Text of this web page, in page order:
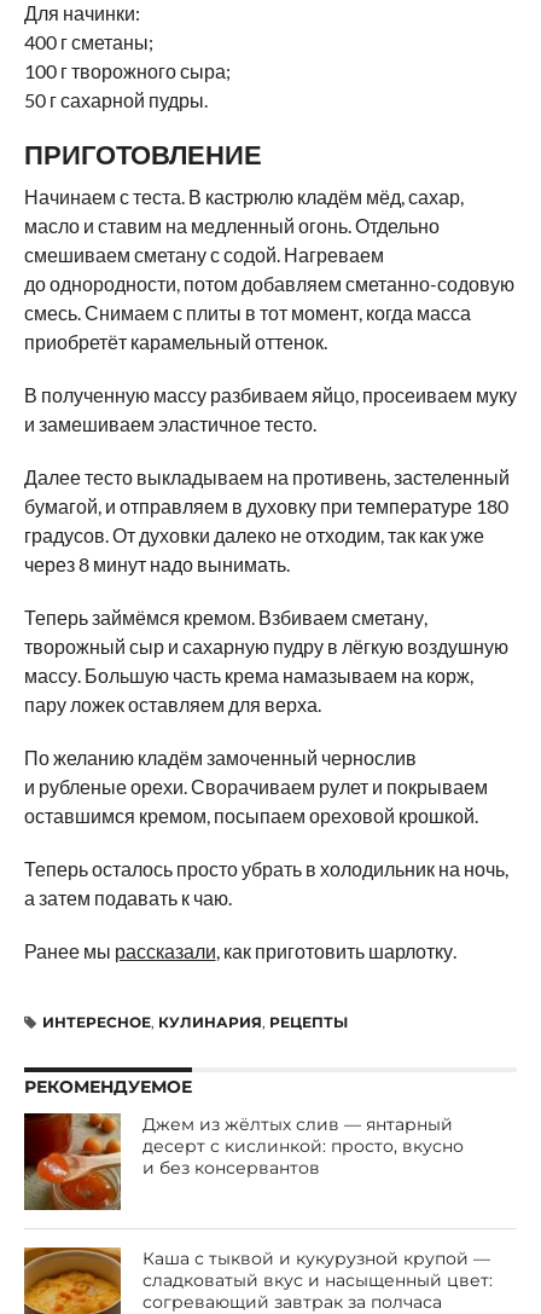
Для начинки:
400 г сметаны;
100 г творожного сыра;
50 г сахарной пудры.
ПРИГОТОВЛЕНИЕ
Начинаем с теста. В кастрюлю кладём мёд, сахар,
масло и ставим на медленный огонь. Отдельно
смешиваем сметану с содой. Нагреваем
до однородности, потом добавляем сметанно-содовую
смесь. Снимаем с плиты в тот момент, когда масса
приобретёт карамельный оттенок.
В полученную массу разбиваем яйцо, просеиваем муку
и замешиваем эластичное тесто.
Далее тесто выкладываем на противень, застеленный
бумагой, и отправляем в духовку при температуре 180
градусов. От духовки далеко не отходим, так как уже
через 8 минут надо вынимать.
Теперь займёмся кремом. Взбиваем сметану,
творожный сыр и сахарную пудру в лёгкую воздушную
массу. Большую часть крема намазываем на корж,
пару ложек оставляем для верха.
По желанию кладём замоченный чернослив
и рубленые орехи. Сворачиваем рулет и покрываем
оставшимся кремом, посыпаем ореховой крошкой.
Теперь осталось просто убрать в холодильник на ночь,
а затем подавать к чаю.
Ранее мы рассказали , как приготовить шарлотку.
ИНТЕРЕСНОЕ, КУЛИНАРИЯ, РЕЦЕПТЫ
РЕКОМЕНДУЕМОЕ
Джем из жёлтых слив — янтарный
десерт с кислинкой: просто, вкусно
и без консервантов
Каша с тыквой и кукурузной крупой —
сладковатый вкус и насыщенный цвет:
согревающий завтрак за полчаса